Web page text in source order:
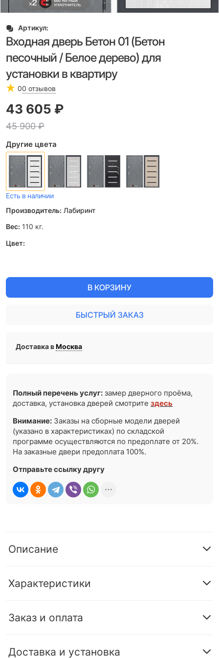
Артикул:
Входная дверь Бетон 01 (Бетон
песочный / Белое дерево) для
установки в квартиру
00 отзывов
45 900 ₽
43 605 ₽
Другие цвета
Есть в наличии
Производитель: Лабиринт
Вес: 110 кг.
Цвет:
В КОРЗИНУ
БЫСТРЫЙ ЗАКАЗ
Доставка вМосква
Полный перечень услуг: замер дверного проёма,
доставка, установка дверей смотритездесь
Внимание: Заказы на сборные модели дверей
(указано в характеристиках) по складской
программе осуществляются по предоплате от 20%.
На заказные двери предоплата 100%.
Отправьте ссылку другу
Описание
Характеристики
Заказ и оплата
Доставка и установка